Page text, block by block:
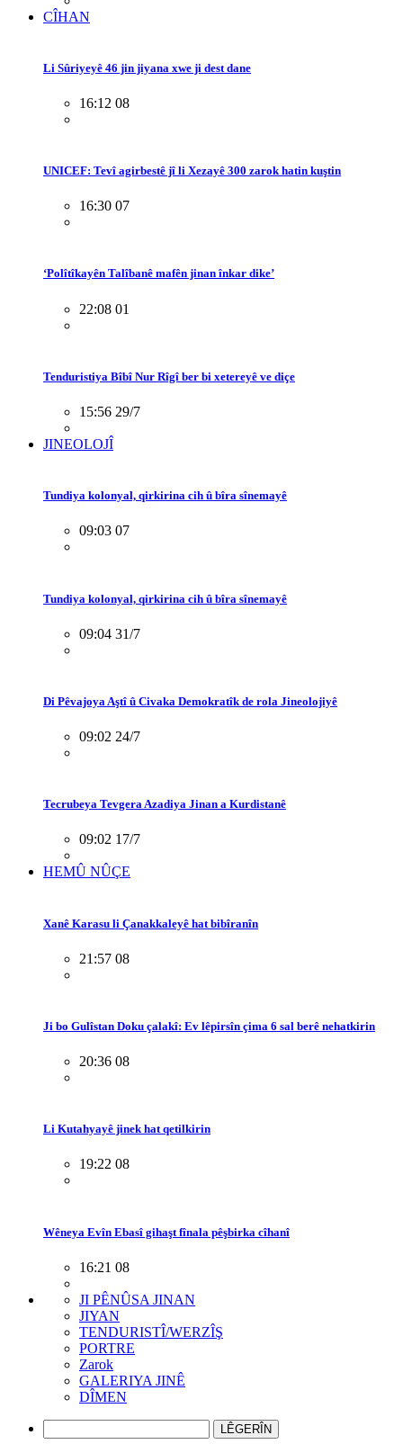
CÎHAN
Li Sûriyeyê 46 jin jiyana xwe ji dest dane
16:12 08
UNICEF: Tevî agirbestê jî li Xezayê 300 zarok hatin kuştin
16:30 07
‘Polîtîkayên Talîbanê mafên jinan înkar dike’
22:08 01
Tenduristiya Bîbî Nur Rîgî ber bi xetereyê ve diçe
15:56 29/7
JINEOLOJÎ
Tundiya kolonyal, qirkirina cih û bîra sînemayê
09:03 07
Tundiya kolonyal, qirkirina cih û bîra sînemayê
09:04 31/7
Di Pêvajoya Aştî û Civaka Demokratîk de rola Jineolojiyê
09:02 24/7
Tecrubeya Tevgera Azadiya Jinan a Kurdistanê
09:02 17/7
HEMÛ NÛÇE
Xanê Karasu li Çanakkaleyê hat bibîranîn
21:57 08
Ji bo Gulîstan Doku çalakî: Ev lêpirsîn çima 6 sal berê nehatkirin
20:36 08
Li Kutahyayê jinek hat qetilkirin
19:22 08
Wêneya Evîn Ebasî gihaşt fînala pêşbirka cîhanî
16:21 08
JI PÊNÛSA JINAN
JIYAN
TENDURISTÎ/WERZÎŞ
PORTRE
Zarok
GALERIYA JINÊ
DÎMEN
LÊGERÎN